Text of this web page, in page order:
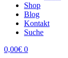
Shop
Blog
Kontakt
Suche
0,00€ 0